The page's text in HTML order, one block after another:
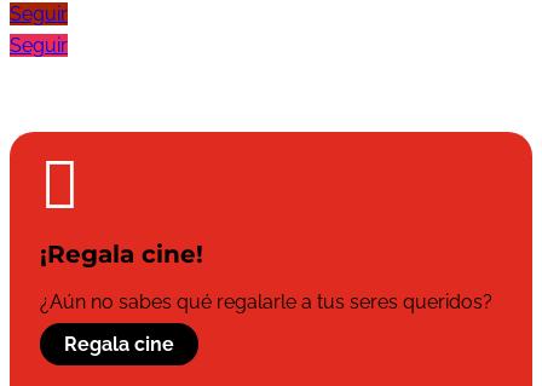
Seguir
Seguir

¡Regala cine!
¿Aún no sabes qué regalarle a tus seres queridos?
Regala cine